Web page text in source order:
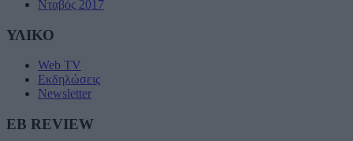
Νταβός 2017
ΥΛΙΚΟ
Web TV
Εκδηλώσεις
Newsletter
EB REVIEW